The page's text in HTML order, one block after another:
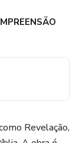
Revelação,